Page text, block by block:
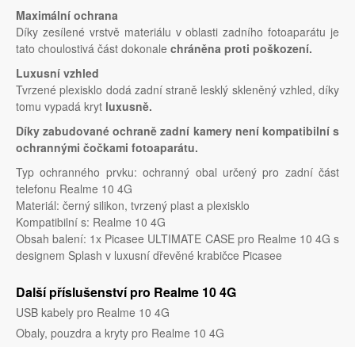
Maximální ochrana
Díky zesílené vrstvě materiálu v oblasti zadního fotoaparátu je
tato choulostivá část dokonale chráněna proti poškození.
Luxusní vzhled
Tvrzené plexisklo dodá zadní straně lesklý skleněný vzhled, díky
tomu vypadá kryt luxusně.
Díky zabudované ochraně zadní kamery není kompatibilní s
ochrannými čočkami fotoaparátu.
Typ ochranného prvku: ochranný obal určený pro zadní část
telefonu Realme 10 4G
Materiál: černý silikon, tvrzený plast a plexisklo
Kompatibilní s: Realme 10 4G
Obsah balení: 1x Picasee ULTIMATE CASE pro Realme 10 4G s
designem Splash v luxusní dřevěné krabičce Picasee
Další příslušenství pro Realme 10 4G
USB kabely pro Realme 10 4G
Obaly, pouzdra a kryty pro Realme 10 4G